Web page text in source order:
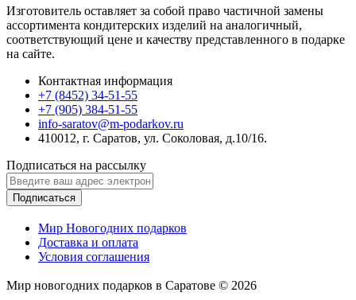
Изготовитель оставляет за собой право частичной замены
ассортимента кондитерских изделий на аналогичный,
соответствующий цене и качеству представленного в подарке
на сайте.
Контактная информация
+7 (8452) 34-51-55
+7 (905) 384-51-55
info-saratov@m-podarkov.ru
410012, г. Саратов, ул. Соколовая, д.10/16.
Подписаться на рассылку
Подписаться
Мир Новогодних подарков
Доставка и оплата
Условия соглашения
Мир новогодних подарков в Саратове © 2026